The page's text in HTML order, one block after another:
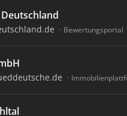
Bewertungsportal